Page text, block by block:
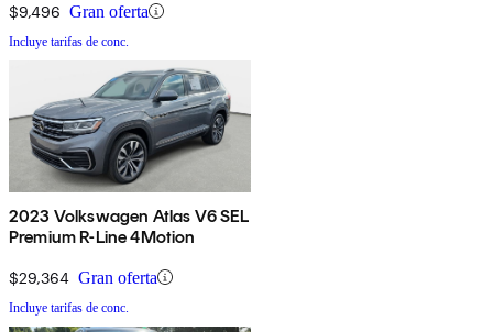
$9,496 Gran oferta
Incluye tarifas de conc.
2023 Volkswagen Atlas V6 SEL
Premium R-Line 4Motion
$29,364 Gran oferta
Incluye tarifas de conc.